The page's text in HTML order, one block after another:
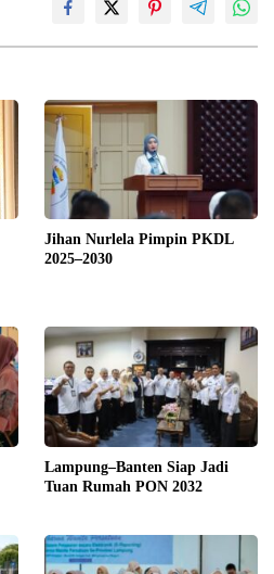
Jihan Nurlela Pimpin PKDL
2025–2030
Lampung–Banten Siap Jadi
Tuan Rumah PON 2032